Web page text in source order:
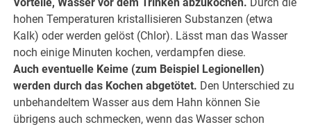
hohen Temperaturen kristallisieren Substanzen (etwa
Kalk) oder werden gelöst (Chlor). Lässt man das Wasser
noch einige Minuten kochen, verdampfen diese.
Auch eventuelle Keime (zum Beispiel Legionellen)
werden durch das Kochen abgetötet. Den Unterschied zu
unbehandeltem Wasser aus dem Hahn können Sie
übrigens auch schmecken, wenn das Wasser schon